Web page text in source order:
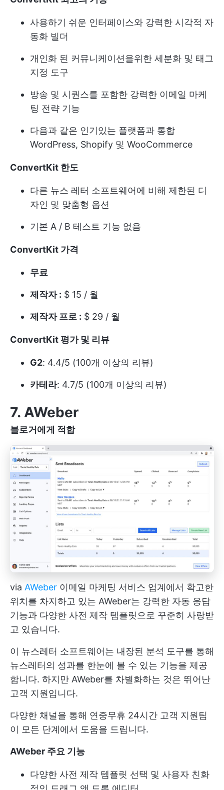
사용하기 쉬운 인터페이스와 강력한 시각적 자
동화 빌더
개인화 된 커뮤니케이션을위한 세분화 및 태그
지정 도구
방송 및 시퀀스를 포함한 강력한 이메일 마케
팅 전략 기능
다음과 같은 인기있는 플랫폼과 통합
WordPress, Shopify 및 WooCommerce
ConvertKit 한도
다른 뉴스 레터 소프트웨어에 비해 제한된 디
자인 및 맞춤형 옵션
기본 A / B 테스트 기능 없음
ConvertKit 가격
무료
제작자 : $ 15 / 월
제작자 프로 : $ 29 / 월
ConvertKit 평가 및 리뷰
G2: 4.4/5 (100개 이상의 리뷰)
카테라: 4.7/5 (100개 이상의 리뷰)
7. AWeber
블로거에게 적합
via AWeber 이메일 마케팅 서비스 업계에서 확고한
위치를 차지하고 있는 AWeber는 강력한 자동 응답
기능과 다양한 사전 제작 템플릿으로 꾸준히 사랑받
고 있습니다.
이 뉴스레터 소프트웨어는 내장된 분석 도구를 통해
뉴스레터의 성과를 한눈에 볼 수 있는 기능을 제공
합니다. 하지만 AWeber를 차별화하는 것은 뛰어난
고객 지원입니다.
다양한 채널을 통해 연중무휴 24시간 고객 지원팀
이 모든 단계에서 도움을 드립니다.
AWeber 주요 기능
다양한 사전 제작 템플릿 선택 및 사용자 친화